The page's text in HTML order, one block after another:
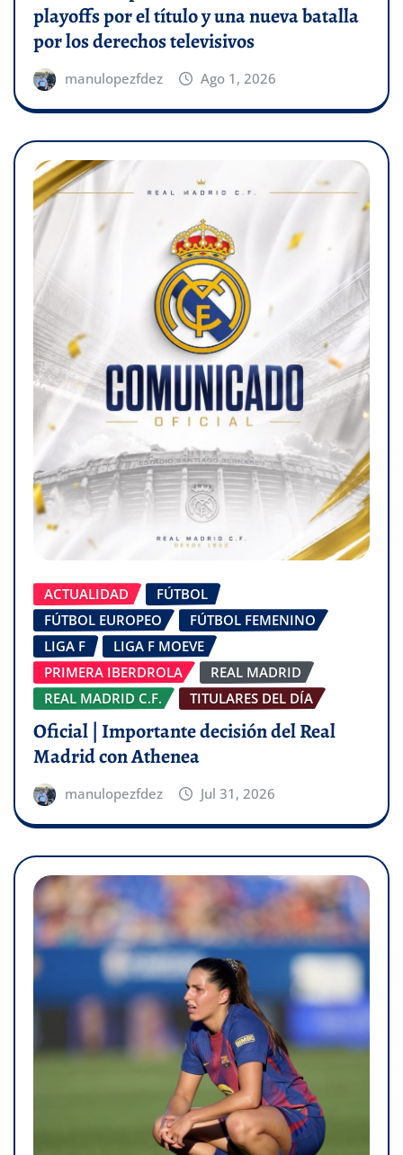
playoffs por el título y una nueva batalla
por los derechos televisivos
manulopezfdez Ago 1, 2026
ACTUALIDAD
FÚTBOL
FÚTBOL EUROPEO
FÚTBOL FEMENINO
LIGA F
LIGA F MOEVE
PRIMERA IBERDROLA
REAL MADRID
REAL MADRID C.F.
TITULARES DEL DÍA
Oficial | Importante decisión del Real
Madrid con Athenea
manulopezfdez Jul 31, 2026